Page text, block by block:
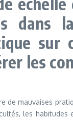
dans
sur
les
de mauvaises
les